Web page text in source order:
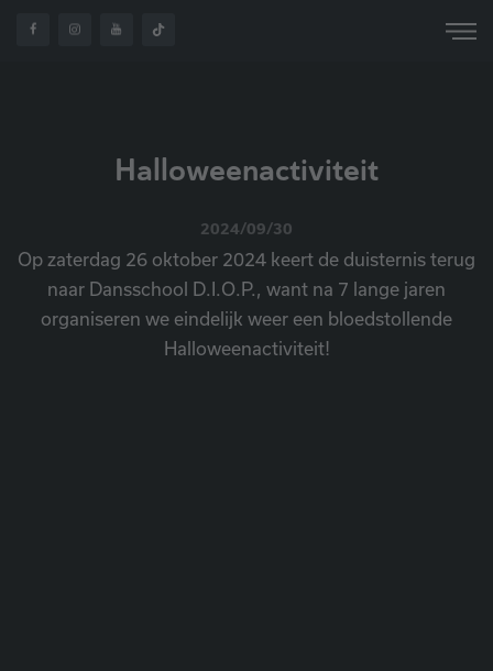
HOME OVER
Halloweenactiviteit
2024/09/30
Op zaterdag 26 oktober 2024 keert de duisternis terug
naar Dansschool D.I.O.P., want na 7 lange jaren
organiseren we eindelijk weer een bloedstollende
Halloweenactiviteit!